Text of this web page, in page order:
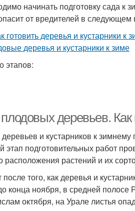
начинать подготовку сада к
от вредителей в следующем
этапов:
деревьев.
и кустарников к
этап подготовительных работ
расположения растений и их
после того, как деревья и
конца ноября, в средней полосе
октября, на Урале листья